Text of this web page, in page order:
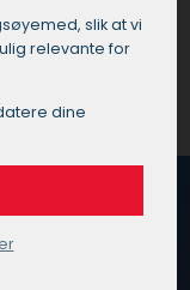
slik at vi
relevante for
dine